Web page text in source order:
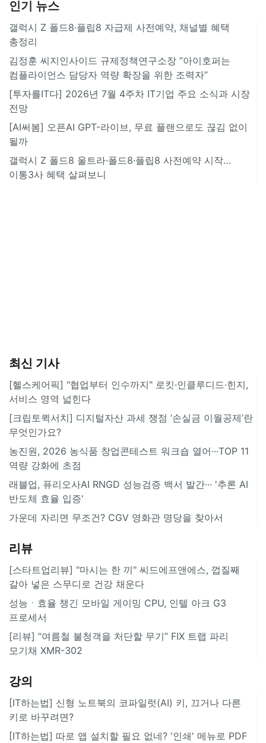
인기 뉴스
갤럭시 Z 폴드8·플립8 자급제 사전예약, 채널별 혜택
총정리
김정훈 씨지인사이드 규제정책연구소장 “아이호퍼는
컴플라이언스 담당자 역량 확장을 위한 조력자”
[투자를IT다] 2026년 7월 4주차 IT기업 주요 소식과 시장
전망
[AI써봄] 오픈AI GPT-라이브, 무료 플랜으로도 끊김 없이
될까
갤럭시 Z 폴드8 울트라·폴드8·플립8 사전예약 시작…
이통3사 혜택 살펴보니
최신 기사
[헬스케어픽] "협업부터 인수까지" 로킷·인클루디드·힌지,
서비스 영역 넓힌다
[크립토퀵서치] 디지털자산 과세 쟁점 ‘손실금 이월공제’란
무엇인가요?
농진원, 2026 농식품 창업콘테스트 워크숍 열어···TOP 11
역량 강화에 초점
래블업, 퓨리오사AI RNGD 성능검증 백서 발간··· '추론 AI
반도체 효율 입증'
가운데 자리면 무조건? CGV 영화관 명당을 찾아서
리뷰
[스타트업리뷰] "마시는 한 끼" 씨드에프앤에스, 껍질째
갈아 넣은 스무디로 건강 채운다
성능ㆍ효율 챙긴 모바일 게이밍 CPU, 인텔 아크 G3
프로세서
[리뷰] “여름철 불청객을 처단할 무기” FIX 트랩 파리
모기채 XMR-302
강의
[IT하는법] 신형 노트북의 코파일럿(AI) 키, 끄거나 다른
키로 바꾸려면?
[IT하는법] 따로 앱 설치할 필요 없네? '인쇄' 메뉴로 PDF